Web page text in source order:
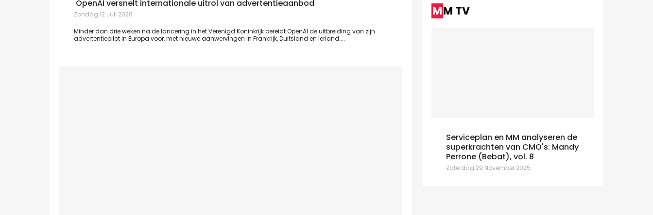
OpenAI versnelt internationale uitrol van advertentieaanbod
Zondag 12 Juli 2026
Minder dan drie weken na de lancering in het Verenigd Koninkrijk bereidt OpenAI de uitbreiding van zijn
advertentiepilot in Europa voor, met nieuwe aanwervingen in Frankrijk, Duitsland en Ierland....
MM TV
Serviceplan en MM analyseren de
superkrachten van CMO's: Mandy
Perrone (Bebat), vol. 8
Zaterdag 29 November 2025